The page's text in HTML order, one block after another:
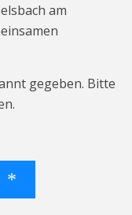
am
gegeben. Bitte